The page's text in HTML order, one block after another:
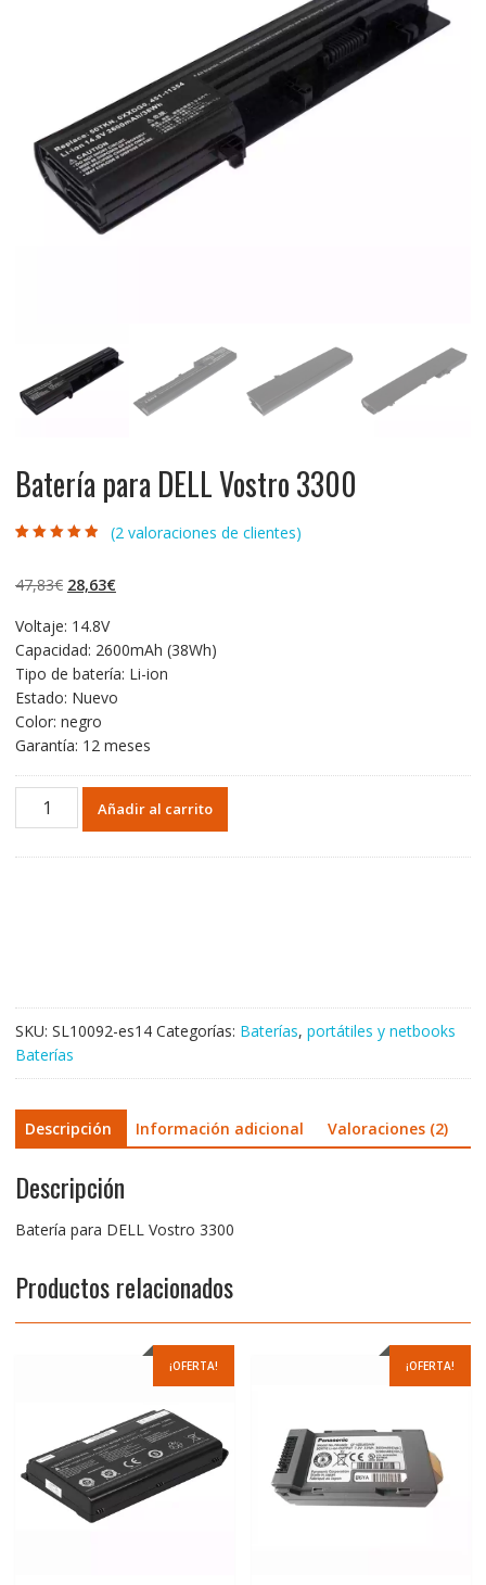
Batería para DELL Vostro 3300
valoraciones
(2valoraciones de clientes)
47,83€ El
original
era:
47,83€.
28,63€El
es:
28,63€.
Voltaje: 14.8V
Capacidad: 2600mAh (38Wh)
Tipo de batería: Li-ion
Estado: Nuevo
Color: negro
Garantía: 12 meses
Batería
Añadir al carrito
SKU: SL10092-es14 Categorías: Baterías, portátiles y netbooks
Baterías
Descripción Información adicional Valoraciones (2)
Descripción
Batería para DELL Vostro 3300
Productos relacionados
¡OFERTA! ¡OFERTA!